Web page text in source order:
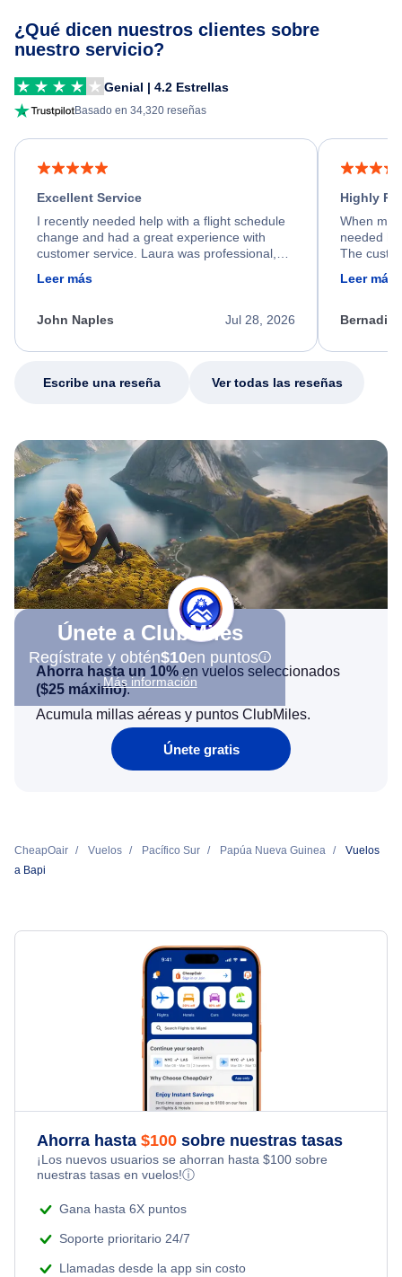
¿Qué dicen nuestros clientes sobre
nuestro servicio?
Genial | 4.2 Estrellas
Basado en 34,320 reseñas
Excellent Service
I recently needed help with a flight schedule
change and had a great experience with
customer service. Laura was professional,
friendly, and very helpful throughout the
process. She quickly found a solution and
appreciate her excellent service.
Leer más
Jul 28, 2026
John Naples
Highly
When my
needed
The
calm,
my issue.
Leer más
Escribe una reseña Ver todas las reseñas
Únete a ClubMiles
Regístrate y obtén$10en puntos
Más información
Ahorra hasta un 10% en vuelos seleccionados
($25 máximo).
Acumula millas aéreas y puntos ClubMiles.
Únete gratis
CheapOair Vuelos Pacífico Sur Papúa Nueva Guinea
Vuelos
a Bapi
Ahorra hasta $100 sobre nuestras tasas
¡Los nuevos usuarios se ahorran hasta $100 sobre
nuestras tasas en vuelos!ⓘ
Gana hasta 6X puntos
Soporte prioritario 24/7
Llamadas desde la app sin costo